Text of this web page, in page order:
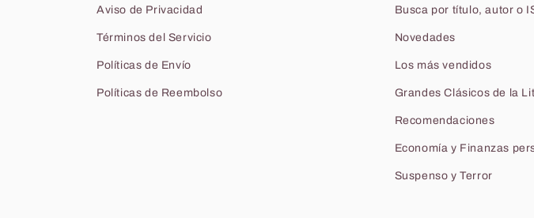
Aviso de Privacidad
Términos del Servicio
Políticas de Envío
Políticas de Reembolso
Busca por título, autor o
Novedades
Los más vendidos
Grandes Clásicos de la
Recomendaciones
Economía y Finanzas
Suspenso y Terror